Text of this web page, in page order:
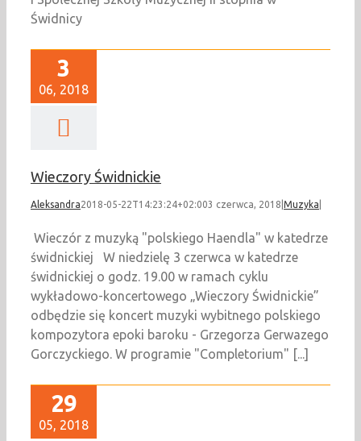
Świdnicy
3
06, 2018
Wieczory Świdnickie
Aleksandra2018-05-22T14:23:24+02:003 czerwca, 2018 Muzyka
Wieczór z muzyką "polskiego Haendla" w katedrze
świdnickiej W niedzielę 3 czerwca w katedrze
świdnickiej o godz. 19.00 w ramach cyklu
wykładowo-koncertowego „Wieczory Świdnickie”
odbędzie się koncert muzyki wybitnego polskiego
kompozytora epoki baroku - Grzegorza Gerwazego
Gorczyckiego. W programie "Completorium" [...]
29
05, 2018